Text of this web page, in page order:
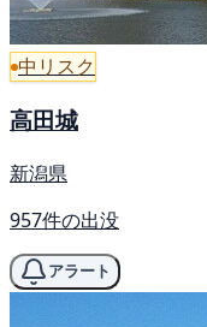
中リスク
高田城
新潟県
957件の出没
アラート